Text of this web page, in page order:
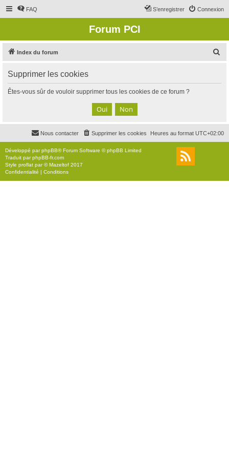
FAQ Connexion
S’enregistrer
Forum PCI
Index du forum
c
Supprimer les cookies
Êtes-vous sûr de vouloir supprimer tous les cookies de ce forum ?
Heures au format UTC+02:00
Supprimer les cookies
Nous contacter
Développé parphpBB® Forum Software © phpBB Limited
Traduit parphpBB-fr.com
Style proflat par ©Mazeltof 2017
Confidentialité | Conditions